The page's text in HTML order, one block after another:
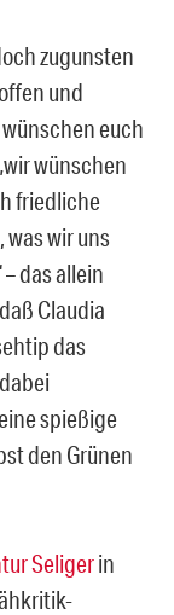
zugunsten
und
euch
wünschen
friedliche
wir uns
das allein
Claudia
das
spießige
den Grünen
Seligerin